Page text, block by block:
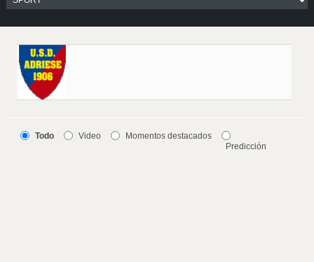
Todo Video
Momentos destacados
Predicción